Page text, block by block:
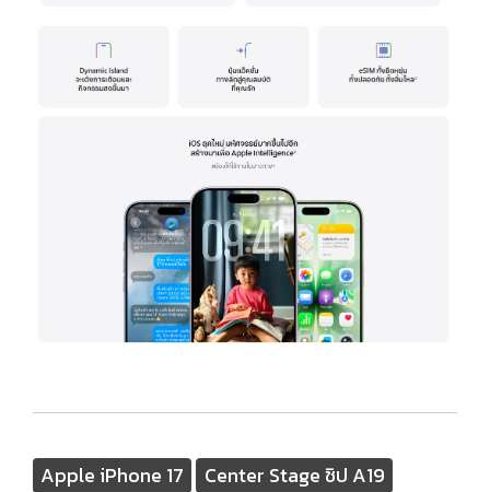
Apple iPhone 17
Center Stage ชิป A19